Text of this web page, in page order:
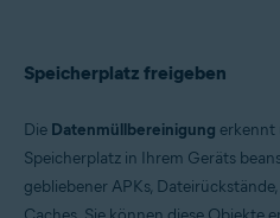
Speicherplatz freigeben
Die Datenmüllbereinigung erkennt
Speicherplatz in Ihrem Geräts
gebliebener APKs,